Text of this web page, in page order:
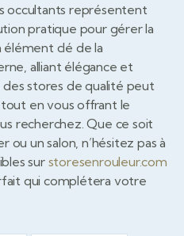
occultants représentent
pratique pour gérer la
élément clé de la
alliant élégance et
stores de qualité peut
en vous offrant le
recherchez. Que ce soit
ou un salon, n’hésitez pas à
sur storesenrouleur.com
qui complétera votre